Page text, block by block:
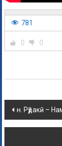
781
0 0
н. Рӯдакӣ –